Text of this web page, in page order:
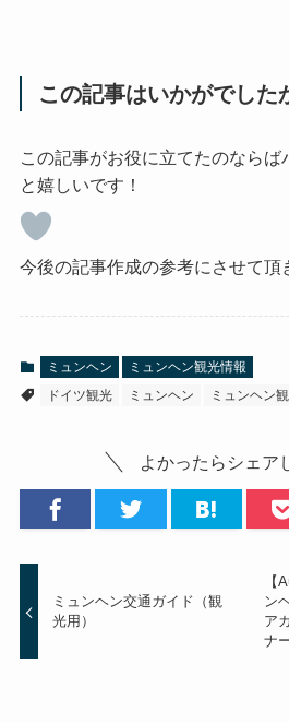
この記事はいかがでした
この記事がお役に立てたのならば
と嬉しいです！
今後の記事作成の参考にさせて頂
ミュンヘン
ミュンヘン観光情報
ドイツ観光
ミュンヘン ミュンヘン
よかったらシェア
ミュンヘン交通ガイド（観
光用）
【
ン
ア
ナ